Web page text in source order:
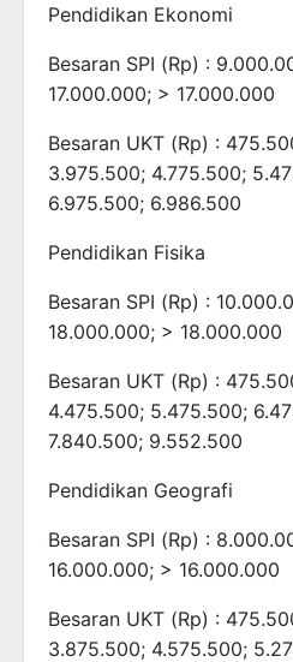
Pendidikan Ekonomi
Besaran SPI (Rp) :
17.000.000; > 17.000.000
Besaran UKT (Rp) :
3.975.500; 4.775.500;
6.975.500; 6.986.500
Pendidikan Fisika
Besaran SPI (Rp) :
18.000.000; > 18.000.000
Besaran UKT (Rp) :
4.475.500; 5.475.500;
7.840.500; 9.552.500
Pendidikan Geografi
Besaran SPI (Rp) :
16.000.000; > 16.000.000
Besaran UKT (Rp) :
3.875.500; 4.575.500;